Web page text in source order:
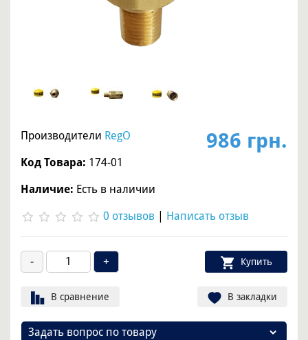
986 грн.
Производители RegO
Код Товара: 174-01
Наличие: Есть в наличии
0 отзывов Написать отзыв
Купить
В сравнение В закладки
Задать вопрос по товару